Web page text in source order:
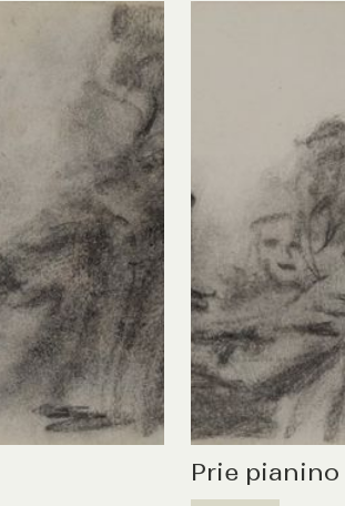
Prie pianino